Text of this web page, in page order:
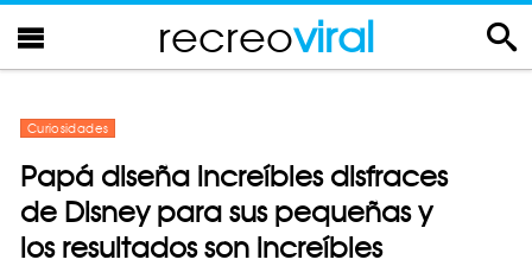
recreoviral
Curiosidades
Papá diseña increíbles disfraces
de Disney para sus pequeñas y
los resultados son increíbles